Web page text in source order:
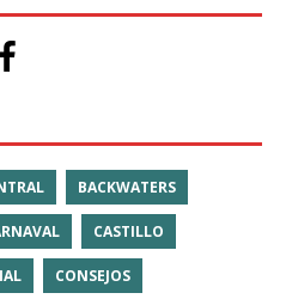
BACKWATERS
CASTILLO
CONSEJOS